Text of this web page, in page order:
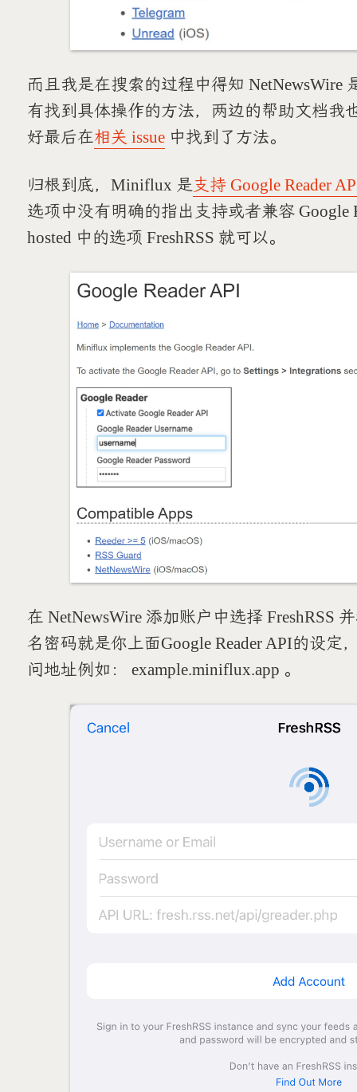
而且我是在搜索的过程中得知
有找到具体操作的方法，两边的帮助文档我
好最后在相关 issue 中找到了方法。
归根到底，Miniflux 是 支持 Google Reader
选项中没有明确的指出支持或者兼容 Google
hosted 中的选项 FreshRSS 就可以。
在 NetNewsWire 添加账户中选择 FreshRSS
名密码就是你上面Google Reader API的设定
问地址例如： example.miniflux.app 。